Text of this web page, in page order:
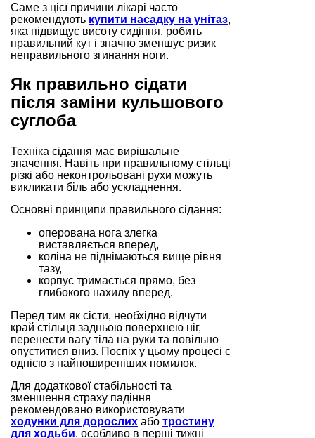
Саме з цієї причини лікарі часто
рекомендують купити насадку на унітаз,
яка підвищує висоту сидіння, робить
правильний кут і значно зменшує ризик
неправильного згинання ноги.
Як правильно сідати
після заміни кульшового
суглоба
Техніка сідання має вирішальне
значення. Навіть при правильному стільці
різкі або неконтрольовані рухи можуть
викликати біль або ускладнення.
Основні принципи правильного сідання:
оперована нога злегка
виставляється вперед,
коліна не піднімаються вище рівня
тазу,
корпус тримається прямо, без
глибокого нахилу вперед.
Перед тим як сісти, необхідно відчути
край стільця задньою поверхнею ніг,
перенести вагу тіла на руки та повільно
опуститися вниз. Поспіх у цьому процесі є
однією з найпоширеніших помилок.
Для додаткової стабільності та
зменшення страху падіння
рекомендовано використовувати
ходунки для дорослих або тростину
для ходьби, особливо в перші тижні